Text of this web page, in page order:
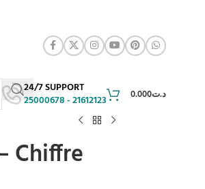
24/7 SUPPORT
25000678 - 21612123
د.ت0.000
Chiffre